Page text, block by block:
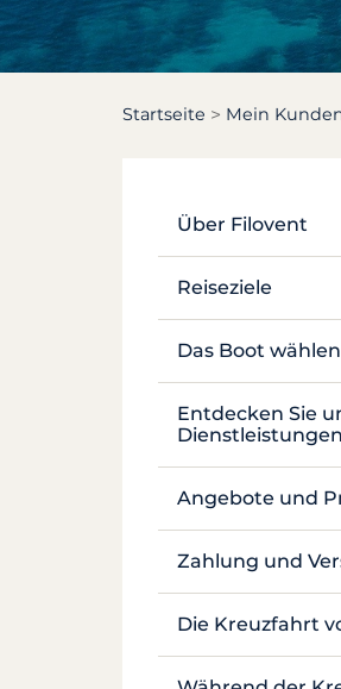
Startseite Mein
Über Filovent
Unser
Reiseziele
Ägypten
Kroatien
Antillen
Canal du Midi
Das Boot wählen
Einrumpf-
Katamaran
Traditionelles Boot
Motoryacht
Hausboot und
Entdecken Sie
Dienstleistungen
Charter ohne
Luxusyacht mit
Hausbootcharter
Angebote und
Preisgestaltung
Zahlung und
Versicherungen
Die Kreuzfahrt
Buchung und